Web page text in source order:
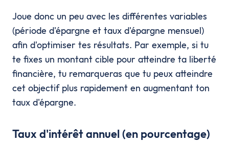
Joue donc un peu avec les différentes variables
(période d'épargne et taux d'épargne mensuel)
afin d'optimiser tes résultats. Par exemple, si tu
te fixes un montant cible pour atteindre ta liberté
financière, tu remarqueras que tu peux atteindre
cet objectif plus rapidement en augmentant ton
taux d'épargne.
Taux d'intérêt annuel (en pourcentage)